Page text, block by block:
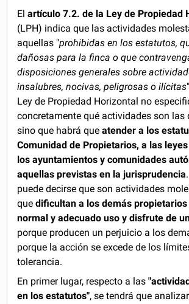
Elartículo 7.2. de la Ley de Propiedad
(LPH) indica que las actividades
aquellas "prohibidas en los estatutos,
dañosas para la finca o que
disposiciones generales sobre
insalubres, nocivas, peligrosas o ilícitas
Ley de Propiedad Horizontal no
concretamente qué actividades son las
sino que habrá queatender a los
Comunidad de Propietarios, a las
los ayuntamientos y comunidades
aquellas previstas en la jurisprudencia
puede decirse que son actividades
quedificultan a los demás
normal y adecuado uso y disfrute de
porque producen un perjuicio a los
porque la acción se excede de los
tolerancia.
En primer lugar, respecto a las
en los estatutos", se tendrá que